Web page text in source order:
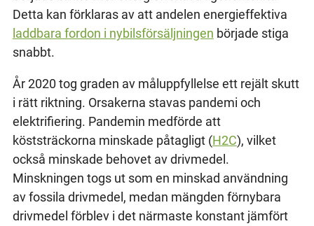
Detta kan förklaras av att andelen energieffektiva
laddbara fordon i nybilsförsäljningen började stiga
snabbt.
År 2020 tog graden av måluppfyllelse ett rejält skutt
i rätt riktning. Orsakerna stavas pandemi och
elektrifiering. Pandemin medförde att
köststräckorna minskade påtagligt (H2C), vilket
också minskade behovet av drivmedel.
Minskningen togs ut som en minskad användning
av fossila drivmedel, medan mängden förnybara
drivmedel förblev i det närmaste konstant jämfört